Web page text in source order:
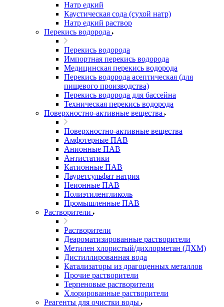
Натр едкий
Каустическая сода (сухой натр)
Натр едкий раствор
Перекись водорода
Перекись водорода
Импортная перекись водорода
Медицинская перекись водорода
Перекись водорода асептическая (для
пищевого производства)
Перекись водорода для бассейна
Техническая перекись водорода
Поверхностно-активные вещества
Поверхностно-активные вещества
Амфотерные ПАВ
Анионные ПАВ
Антистатики
Катионные ПАВ
Лауретсульфат натрия
Неионные ПАВ
Полиэтиленгликоль
Промышленные ПАВ
Растворители
Растворители
Деароматизированные растворители
Метилен хлористый/дихлорметан (ДХМ)
Дистиллированная вода
Катализаторы из драгоценных металлов
Прочие растворители
Терпеновые растворители
Хлорированные растворители
Реагенты для очистки воды